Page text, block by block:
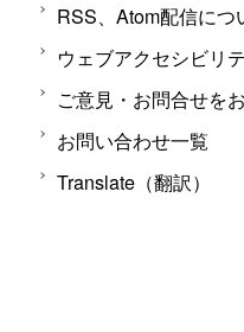
RSS、Atom配信につ
ウェブアクセシビリ
ご意見・お問合せを
お問い合わせ一覧
Translate（翻訳）